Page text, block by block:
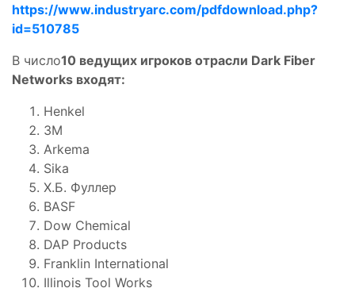
https://www.industryarc.com/pdfdownload.php?
id=510785
В число10 ведущих игроков отрасли Dark Fiber
Networks входят:
Henkel
3M
Arkema
Sika
Х.Б. Фуллер
BASF
Dow Chemical
DAP Products
Franklin International
Illinois Tool Works